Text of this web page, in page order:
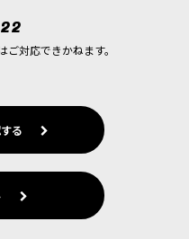
ス
ト
対応できかねます。
る